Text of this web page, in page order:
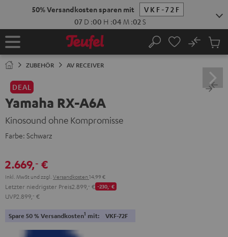
50% Versandkosten sparen mit
VKF-72F
07 D :00 H :04 M :02 S
Startseite Suche
No
ZUBEHÖR AV RECEIVER
DEAL
Yamaha RX-A6A
Kinosound ohne Kompromisse
Farbe: Schwarz
2.669,‐ €
Inkl. MwSt und zzgl. Versandkosten 14,99 €
Letzter niedrigster Preis2.899, ‐ € -230, ‐€
UVP2.899, ‐ €
Spare 50 % Versandkosten1 mit: VKF-72F